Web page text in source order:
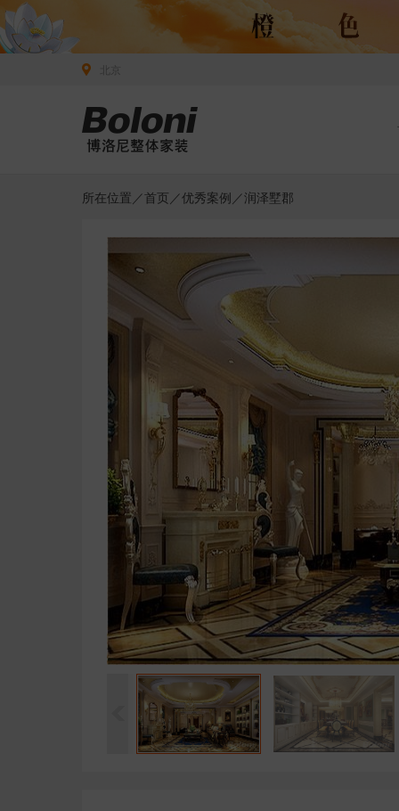
所在位置／首页 ／优秀案例 ／润泽墅郡